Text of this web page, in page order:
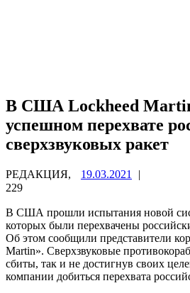
В США Lockheed
успешном перехвате
сверхзвуковых ракет
РЕДАКЦИЯ, 19.03.2021
|
229
В США прошли испытания новой
которых были перехвачены
Об этом сообщили представители
Martin». Сверхзвуковые
сбиты, так и не достигнув своих
компании добиться перехвата